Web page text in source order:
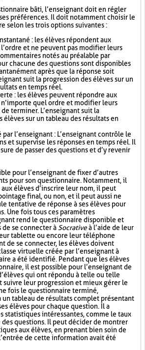
bâti, l’enseignant doit en régler
préférences. Il doit notamment choisir le
selon les trois options suivantes :
: les élèves répondent aux
et ne peuvent pas modifier leurs
notés au préalable par
chacune des questions sont disponibles
après que la réponse soit
suit la progression des élèves sur un
en temps réel.
: les élèves peuvent répondre aux
n’importe quel ordre et modifier leurs
terminer. L’enseignant suit la
élèves sur un tableau des résultats en
par l’enseignant : L’enseignant contrôle le
et supervise les réponses en temps réel. Il
de passer des questions et d’y revenir
pour l’enseignant de fixer d’autres
pour son questionnaire. Notamment, il
élèves d’inscrire leur nom, il peut
final, ou non, et il peut aussi ne
tentative de réponse à ses élèves pour
Une fois tous ces paramètres
rend le questionnaire disponible et
de se connecter à Socrativeà l’aide de leur
tablette ou encore leur téléphone
de se connecter, les élèves doivent
virtuelle créée par l’enseignant à
a été identifié. Pendant que les élèves
il est possible pour l’enseignant de
qui ont répondu à telle ou telle
suivre leur progression et mieux gérer le
fois le questionnaire terminé,
un tableau de résultats complet présentant
élèves pour chaque question. Il a
statistiques intéressantes, comme le taux
des questions. Il peut décider de montrer
aux élèves, en prenant bien soin de
de cette information avait été